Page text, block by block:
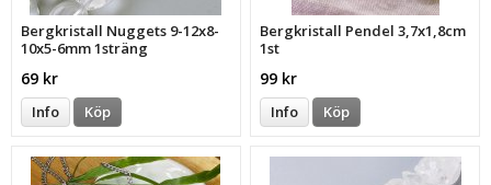
Bergkristall Nuggets 9-12x8-
10x5-6mm 1sträng
69 kr
Info Köp
Bergkristall Pendel 3,7x1,8cm
1st
99 kr
Info Köp